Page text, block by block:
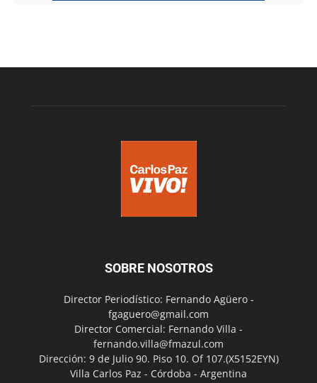
SOBRE NOSOTROS
Director Periodístico: Fernando Agüero -
fgaguero@gmail.com
Director Comercial: Fernando Villa -
fernando.villa@fmazul.com
Dirección: 9 de Julio 90. Piso 10. Of 107.(X5152EYN)
Villa Carlos Paz - Córdoba - Argentina